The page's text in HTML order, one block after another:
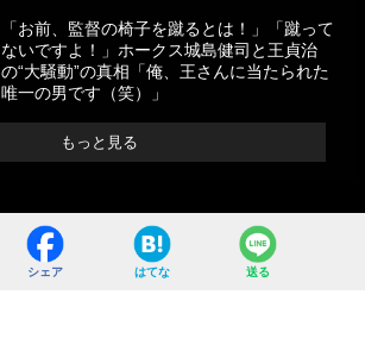
「お前、監督の椅子を蹴るとは！」「蹴って
ないですよ！」ホークス城島健司と王貞治
の“大騒動”の真相「俺、王さんに当たられた
唯一の男です（笑）」
もっと見る
シェア はてな 送る